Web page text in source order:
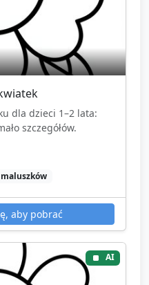
dla dzieci 1–2 lata:
szczegółów.
aby pobrać
AI